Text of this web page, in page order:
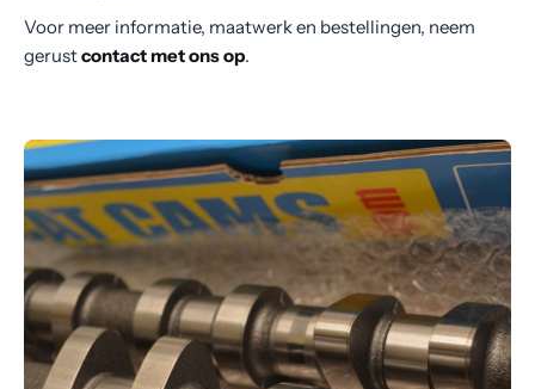
Voor meer informatie, maatwerk en bestellingen, neem
gerustcontact met ons op.